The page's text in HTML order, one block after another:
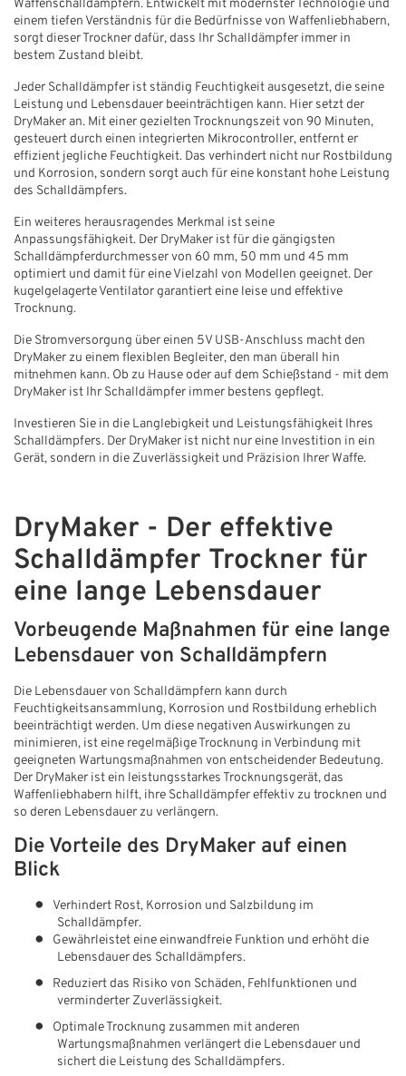
Waffenschalldämpfern. Entwickelt mit modernster Technologie und
einem tiefen Verständnis für die Bedürfnisse von Waffenliebhabern,
sorgt dieser Trockner dafür, dass Ihr Schalldämpfer immer in
bestem Zustand bleibt.
Jeder Schalldämpfer ist ständig Feuchtigkeit ausgesetzt, die seine
Leistung und Lebensdauer beeinträchtigen kann. Hier setzt der
DryMaker an. Mit einer gezielten Trocknungszeit von 90 Minuten,
gesteuert durch einen integrierten Mikrocontroller, entfernt er
effizient jegliche Feuchtigkeit. Das verhindert nicht nur Rostbildung
und Korrosion, sondern sorgt auch für eine konstant hohe Leistung
des Schalldämpfers.
Ein weiteres herausragendes Merkmal ist seine
Anpassungsfähigkeit. Der DryMaker ist für die gängigsten
Schalldämpferdurchmesser von 60 mm, 50 mm und 45 mm
optimiert und damit für eine Vielzahl von Modellen geeignet. Der
kugelgelagerte Ventilator garantiert eine leise und effektive
Trocknung.
Die Stromversorgung über einen 5V USB-Anschluss macht den
DryMaker zu einem flexiblen Begleiter, den man überall hin
mitnehmen kann. Ob zu Hause oder auf dem Schießstand - mit dem
DryMaker ist Ihr Schalldämpfer immer bestens gepflegt.
Investieren Sie in die Langlebigkeit und Leistungsfähigkeit Ihres
Schalldämpfers. Der DryMaker ist nicht nur eine Investition in ein
Gerät, sondern in die Zuverlässigkeit und Präzision Ihrer Waffe.
DryMaker - Der effektive
Schalldämpfer Trockner für
eine lange Lebensdauer
Vorbeugende Maßnahmen für eine lange
Lebensdauer von Schalldämpfern
Die Lebensdauer von Schalldämpfern kann durch
Feuchtigkeitsansammlung, Korrosion und Rostbildung erheblich
beeinträchtigt werden. Um diese negativen Auswirkungen zu
minimieren, ist eine regelmäßige Trocknung in Verbindung mit
geeigneten Wartungsmaßnahmen von entscheidender Bedeutung.
Der DryMaker ist ein leistungsstarkes Trocknungsgerät, das
Waffenliebhabern hilft, ihre Schalldämpfer effektiv zu trocknen und
so deren Lebensdauer zu verlängern.
Die Vorteile des DryMaker auf einen
Blick
●
Verhindert Rost, Korrosion und Salzbildung im
Schalldämpfer.
●
Gewährleistet eine einwandfreie Funktion und erhöht die
Lebensdauer des Schalldämpfers.
●
Reduziert das Risiko von Schäden, Fehlfunktionen und
verminderter Zuverlässigkeit.
●
Optimale Trocknung zusammen mit anderen
Wartungsmaßnahmen verlängert die Lebensdauer und
sichert die Leistung des Schalldämpfers.